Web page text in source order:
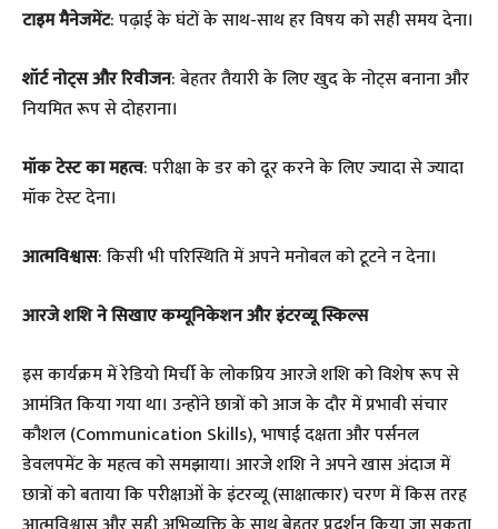
टाइम मैनेजमेंट: पढ़ाई के घंटों के साथ-साथ हर विषय को सही समय देना।
शॉर्ट नोट्स और रिवीजन: बेहतर तैयारी के लिए खुद के नोट्स बनाना और
नियमित रूप से दोहराना।
मॉक टेस्ट का महत्व: परीक्षा के डर को दूर करने के लिए ज्यादा से ज्यादा
मॉक टेस्ट देना।
आत्मविश्वास: किसी भी परिस्थिति में अपने मनोबल को टूटने न देना।
आरजे शशि ने सिखाए कम्यूनिकेशन और इंटरव्यू स्किल्स
इस कार्यक्रम में रेडियो मिर्ची के लोकप्रिय आरजे शशि को विशेष रूप से
आमंत्रित किया गया था। उन्होंने छात्रों को आज के दौर में प्रभावी संचार
कौशल (Communication Skills), भाषाई दक्षता और पर्सनल
डेवलपमेंट के महत्व को समझाया। आरजे शशि ने अपने खास अंदाज में
छात्रों को बताया कि परीक्षाओं के इंटरव्यू (साक्षात्कार) चरण में किस तरह